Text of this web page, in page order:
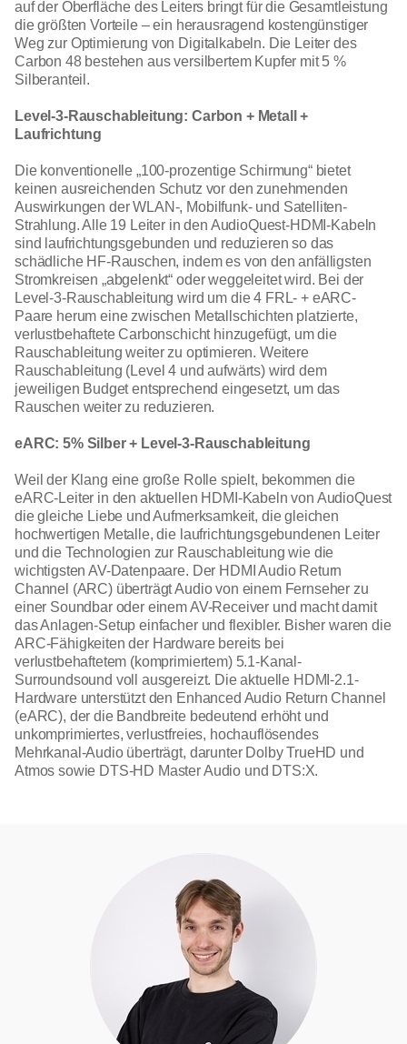
auf der Oberfläche des Leiters bringt für die Gesamtleistung
die größten Vorteile – ein herausragend kostengünstiger
Weg zur Optimierung von Digitalkabeln. Die Leiter des
Carbon 48 bestehen aus versilbertem Kupfer mit 5 %
Silberanteil.
Level-3-Rauschableitung: Carbon + Metall +
Laufrichtung
Die konventionelle „100-prozentige Schirmung“ bietet
keinen ausreichenden Schutz vor den zunehmenden
Auswirkungen der WLAN-, Mobilfunk- und Satelliten-
Strahlung. Alle 19 Leiter in den AudioQuest-HDMI-Kabeln
sind laufrichtungsgebunden und reduzieren so das
schädliche HF-Rauschen, indem es von den anfälligsten
Stromkreisen „abgelenkt“ oder weggeleitet wird. Bei der
Level-3-Rauschableitung wird um die 4 FRL- + eARC-
Paare herum eine zwischen Metallschichten platzierte,
verlustbehaftete Carbonschicht hinzugefügt, um die
Rauschableitung weiter zu optimieren. Weitere
Rauschableitung (Level 4 und aufwärts) wird dem
jeweiligen Budget entsprechend eingesetzt, um das
Rauschen weiter zu reduzieren.
eARC: 5% Silber + Level-3-Rauschableitung
Weil der Klang eine große Rolle spielt, bekommen die
eARC-Leiter in den aktuellen HDMI-Kabeln von AudioQuest
die gleiche Liebe und Aufmerksamkeit, die gleichen
hochwertigen Metalle, die laufrichtungsgebundenen Leiter
und die Technologien zur Rauschableitung wie die
wichtigsten AV-Datenpaare. Der HDMI Audio Return
Channel (ARC) überträgt Audio von einem Fernseher zu
einer Soundbar oder einem AV-Receiver und macht damit
das Anlagen-Setup einfacher und flexibler. Bisher waren die
ARC-Fähigkeiten der Hardware bereits bei
verlustbehaftetem (komprimiertem) 5.1-Kanal-
Surroundsound voll ausgereizt. Die aktuelle HDMI-2.1-
Hardware unterstützt den Enhanced Audio Return Channel
(eARC), der die Bandbreite bedeutend erhöht und
unkomprimiertes, verlustfreies, hochauflösendes
Mehrkanal-Audio überträgt, darunter Dolby TrueHD und
Atmos sowie DTS-HD Master Audio und DTS:X.